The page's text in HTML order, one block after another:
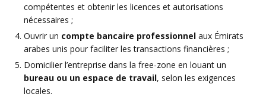
compétentes et obtenir les licences et autorisations
nécessaires ;
Ouvrir un compte bancaire professionnel aux Émirats
arabes unis pour faciliter les transactions financières ;
Domicilier l’entreprise dans la free-zone en louant un
bureau ou un espace de travail, selon les exigences
locales.